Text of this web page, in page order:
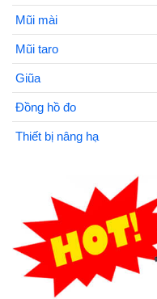
Mũi mài
Mũi taro
Giũa
Đồng hồ đo
Thiết bị nâng hạ